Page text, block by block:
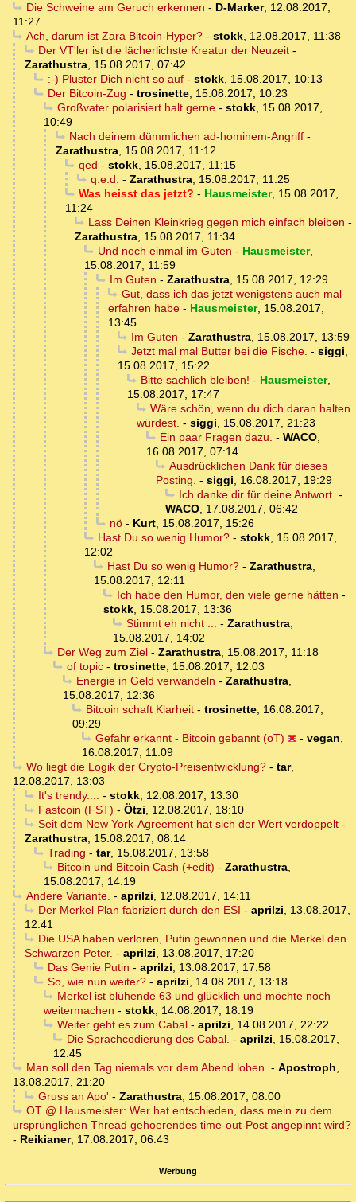
Die Schweine am Geruch erkennen - D-Marker, 12.08.2017,
11:27
Ach, darum ist Zara Bitcoin-Hyper?- stokk, 12.08.2017, 11:38
Der VT'ler ist die lächerlichste Kreatur der Neuzeit-
Zarathustra, 15.08.2017, 07:42
:-) Pluster Dich nicht so auf- stokk, 15.08.2017, 10:13
Der Bitcoin-Zug - trosinette, 15.08.2017, 10:23
Großvater polarisiert halt gerne- stokk, 15.08.2017,
10:49
Nach deinem dümmlichen ad-hominem-Angriff-
Zarathustra, 15.08.2017, 11:12
qed - stokk, 15.08.2017, 11:15
q.e.d. - Zarathustra, 15.08.2017, 11:25
Was heisst das jetzt? - Hausmeister, 15.08.2017,
11:24
Lass Deinen Kleinkrieg gegen mich einfach bleiben -
Zarathustra, 15.08.2017, 11:34
Und noch einmal im Guten - Hausmeister,
15.08.2017, 11:59
Im Guten - Zarathustra, 15.08.2017, 12:29
Gut, dass ich das jetzt wenigstens auch mal
erfahren habe - Hausmeister, 15.08.2017,
13:45
Im Guten - Zarathustra, 15.08.2017, 13:59
Jetzt mal mal Butter bei die Fische. - siggi,
15.08.2017, 15:22
Bitte sachlich bleiben! - Hausmeister,
15.08.2017, 17:47
Wäre schön, wenn du dich daran halten
würdest. - siggi, 15.08.2017, 21:23
Ein paar Fragen dazu. - WACO,
16.08.2017, 07:14
Ausdrücklichen Dank für dieses
Posting. - siggi, 16.08.2017, 19:29
Ich danke dir für deine Antwort. -
WACO, 17.08.2017, 06:42
nö- Kurt, 15.08.2017, 15:26
Hast Du so wenig Humor?- stokk, 15.08.2017,
12:02
Hast Du so wenig Humor?- Zarathustra,
15.08.2017, 12:11
Ich habe den Humor, den viele gerne hätten -
stokk, 15.08.2017, 13:36
Stimmt eh nicht ... - Zarathustra,
15.08.2017, 14:02
Der Weg zum Ziel- Zarathustra, 15.08.2017, 11:18
of topic- trosinette, 15.08.2017, 12:03
Energie in Geld verwandeln - Zarathustra,
15.08.2017, 12:36
Bitcoin schaft Klarheit- trosinette, 16.08.2017,
09:29
Gefahr erkannt - Bitcoin gebannt (oT)
- vegan,
16.08.2017, 11:09
Wo liegt die Logik der Crypto-Preisentwicklung?- tar,
12.08.2017, 13:03
It's trendy.... - stokk, 12.08.2017, 13:30
Fastcoin (FST) - Ötzi, 12.08.2017, 18:10
Seit dem New York-Agreement hat sich der Wert verdoppelt-
Zarathustra, 15.08.2017, 08:14
Trading - tar, 15.08.2017, 13:58
Bitcoin und Bitcoin Cash (+edit) - Zarathustra,
15.08.2017, 14:19
Andere Variante. - aprilzi, 12.08.2017, 14:11
Der Merkel Plan fabriziert durch den ESI - aprilzi, 13.08.2017,
12:41
Die USA haben verloren, Putin gewonnen und die Merkel den
Schwarzen Peter. - aprilzi, 13.08.2017, 17:20
Das Genie Putin - aprilzi, 13.08.2017, 17:58
So, wie nun weiter?- aprilzi, 14.08.2017, 13:18
Merkel ist blühende 63 und glücklich und möchte noch
weitermachen - stokk, 14.08.2017, 18:19
Weiter geht es zum Cabal- aprilzi, 14.08.2017, 22:22
Die Sprachcodierung des Cabal. - aprilzi, 15.08.2017,
12:45
Man soll den Tag niemals vor dem Abend loben. - Apostroph,
13.08.2017, 21:20
Gruss an Apo' - Zarathustra, 15.08.2017, 08:00
OT @ Hausmeister: Wer hat entschieden, dass mein zu dem
ursprünglichen Thread gehoerendes time-out-Post angepinnt wird?
- Reikianer, 17.08.2017, 06:43
Werbung